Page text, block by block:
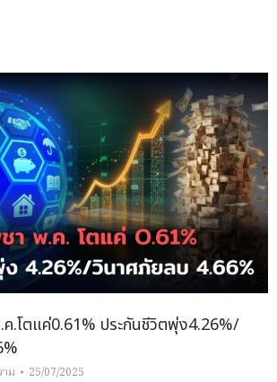
.โตแค่0.61% ประกันชีวิตพุ่ง4.26%/
ม 25/07/2025